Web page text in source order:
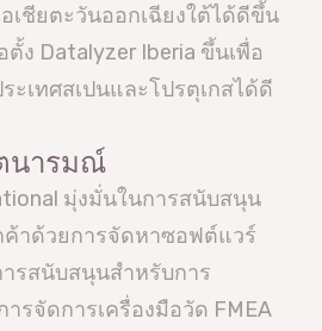
เชียตะวันออกเฉียงใต้ได้ดีขึ้น
ตั้ง Datalyzer Iberia ขึ้นเพื่อ
เทศสเปนและโปรตุเกสได้ดี
นารมณ์
มุ่งมั่นในการสนับสนุน
ค้าด้วยการจัดหาซอฟต์แวร์
รสนับสนุนสำหรับการ
รจัดการเครื่องมือวัด FMEA